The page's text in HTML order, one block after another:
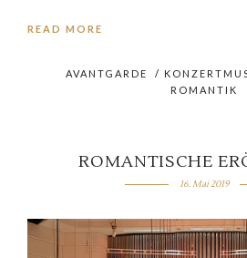
READ MORE
AVANTGARDE /
ROMANTIK
ROMANTISCHE
16. Mai 2019